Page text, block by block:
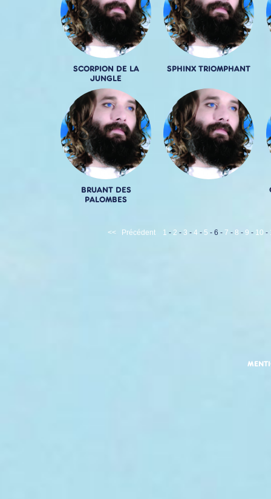
SCORPION DE LA
JUNGLE
SPHINX TRIOMPHANT
BRUANT DES
PALOMBES
<< Précédent 1 - 2 - 3 - 4 - 5 - 6 - 7 - 8 - 9 - 10 -